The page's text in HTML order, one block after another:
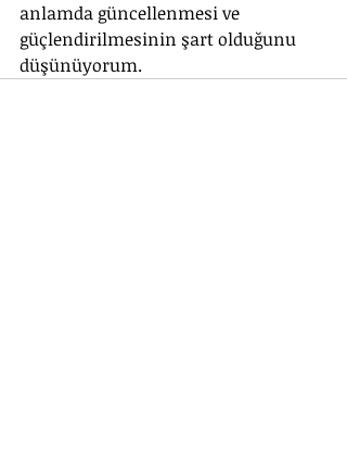
anlamda güncellenmesi ve
güçlendirilmesinin şart olduğunu
düşünüyorum.